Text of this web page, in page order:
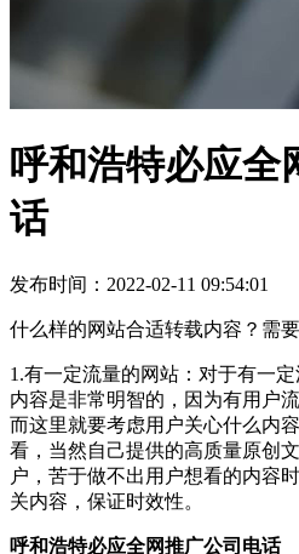
呼和浩特必应全
话
发布时间：2022-02-11 09:54:01
什么样的网站合适转载内容？需
1.有一定流量的网站：对于有一
内容是非常明智的，因为有用户
而这里就要考虑用户关心什么内
看，当然自己提供的高质量原创
户，苦于做不出用户想看的内容
关内容，保证时效性。
呼和浩特必应全网推广公司电话